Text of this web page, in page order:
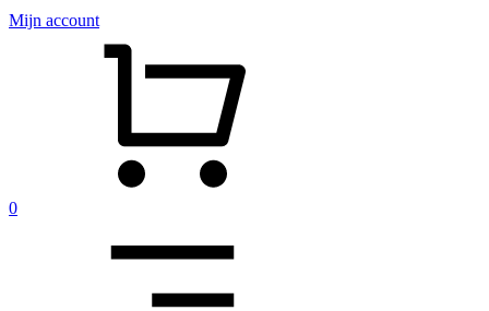
Mijn account
0